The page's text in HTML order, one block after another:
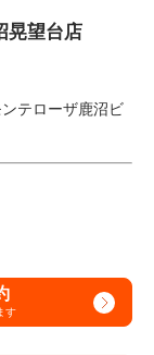
晃望台店
テローザ鹿沼ビ
す